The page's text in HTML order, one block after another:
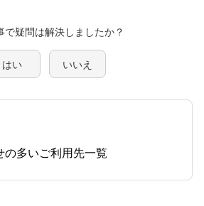
で疑問は解決しましたか？
はい いいえ
の多いご利用先一覧